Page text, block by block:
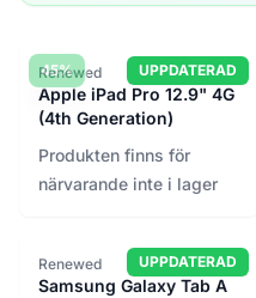
UPPDATERAD
45%
Renewed
Apple iPad Pro 12.9" 4G
(4th Generation)
Produkten finns för
närvarande inte i lager
UPPDATERAD
Renewed
Samsung Galaxy Tab A